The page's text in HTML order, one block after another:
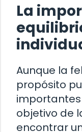
La
Aunque la
propósito
objetivo de
encontrar